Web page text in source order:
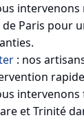
Paris pour
: nos
et Trinité